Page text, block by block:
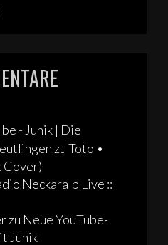
- Junik | Die
zuToto •
Cover)
Neckaralb Live ::
zu Neue YouTube-
Junik